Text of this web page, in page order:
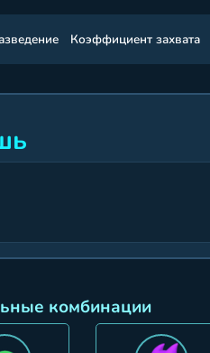
Коэффициент захвата
комбинации